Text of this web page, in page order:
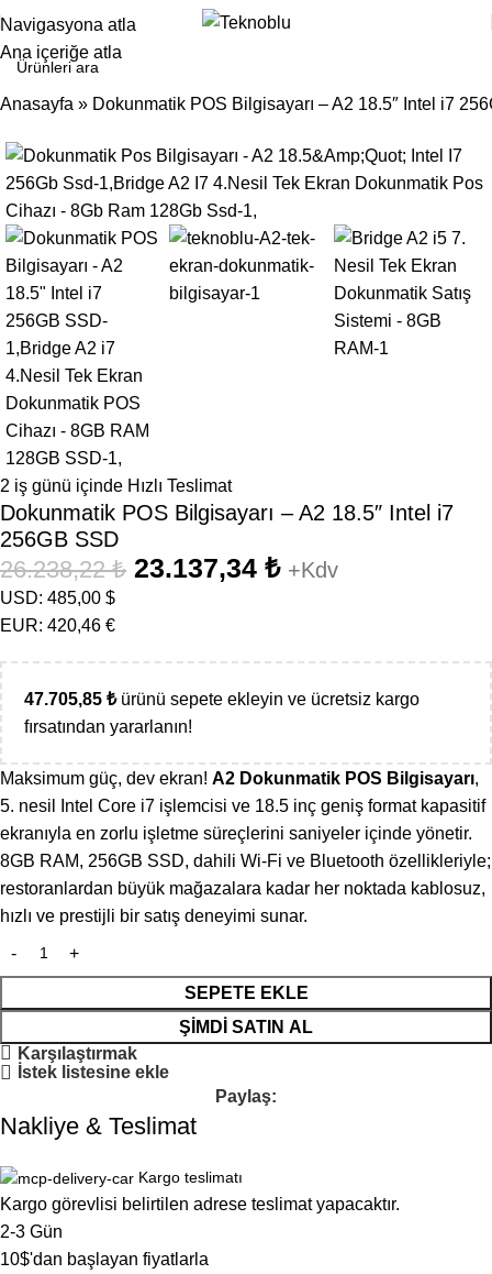
Navigasyona atla
Ana içeriğe atla
Anasayfa » Dokunmatik POS Bilgisayarı – A2 18.5″ Intel i7
2 iş günü içinde Hızlı Teslimat
Dokunmatik POS Bilgisayarı – A2 18.5″ Intel i7
256GB SSD
26.238,22₺ 23.137,34 ₺ +Kdv
USD: 485,00 $
EUR: 420,46 €
47.705,85 ₺ürünü sepete ekleyin ve ücretsiz kargo
fırsatından yararlanın!
Maksimum güç, dev ekran! A2 Dokunmatik POS Bilgisayarı,
5. nesil Intel Core i7 işlemcisi ve 18.5 inç geniş format kapasitif
ekranıyla en zorlu işletme süreçlerini saniyeler içinde yönetir.
8GB RAM, 256GB SSD, dahili Wi-Fi ve Bluetooth özellikleriyle;
restoranlardan büyük mağazalara kadar her noktada kablosuz,
hızlı ve prestijli bir satış deneyimi sunar.
SEPETE EKLE
ŞIMDI SATIN AL
Karşılaştırmak
İstek listesine ekle
Paylaş:
Nakliye & Teslimat
Kargo teslimatı
Kargo görevlisi belirtilen adrese teslimat yapacaktır.
2-3 Gün
10$'dan başlayan fiyatlarla